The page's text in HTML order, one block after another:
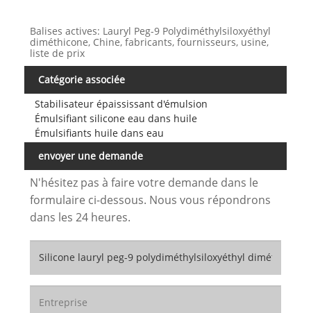
Balises actives: Lauryl Peg-9 Polydiméthylsiloxyéthyl
diméthicone, Chine, fabricants, fournisseurs, usine,
liste de prix
Catégorie associée
Stabilisateur épaississant d'émulsion
Émulsifiant silicone eau dans huile
Émulsifiants huile dans eau
envoyer une demande
N'hésitez pas à faire votre demande dans le
formulaire ci-dessous. Nous vous répondrons
dans les 24 heures.